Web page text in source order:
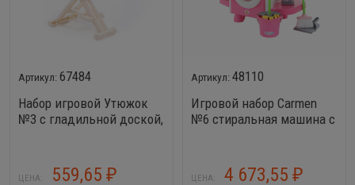
67484
Набор игровой Утюжок
№3 с гладильной доской,
коробке)
ЦЕНА: 559,65 ₽
48110
Игровой набор Carmen
№6 стиральная машина с
ЦЕНА: 4 673,55 ₽